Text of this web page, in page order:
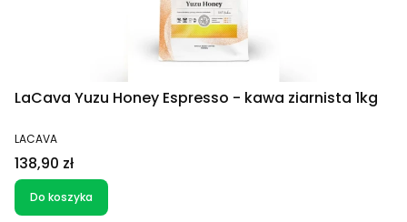
LaCava Yuzu Honey Espresso - kawa ziarnista 1kg
PRODUCENT
LACAVA
Cena
138,90 zł
Do koszyka